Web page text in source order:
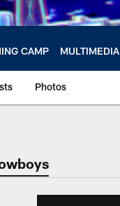
CAMP MULTIMEDIA
Photos